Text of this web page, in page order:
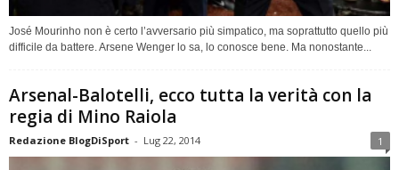
José Mourinho non è certo l’avversario più simpatico, ma soprattutto quello più
difficile da battere. Arsene Wenger lo sa, lo conosce bene. Ma nonostante...
Arsenal-Balotelli, ecco tutta la verità con la
regia di Mino Raiola
Redazione BlogDiSport - Lug 22, 2014 1